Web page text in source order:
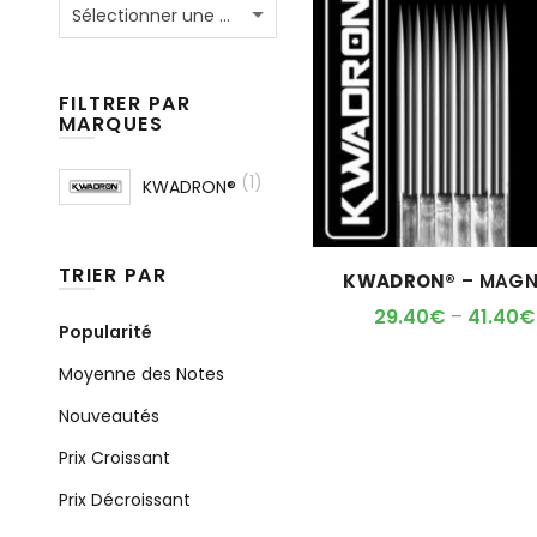
KWADRON® –
29.40€ – 41.40€
Sélectionner une catégorie
FILTRER PAR
MARQUES
KWADRON® (1)
TRIER PAR
Popularité
Moyenne des Notes
Nouveautés
Prix Croissant
Prix Décroissant